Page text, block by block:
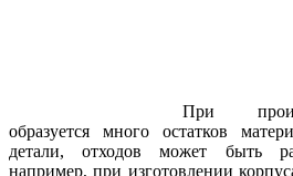
При
образуется много остатков
детали, отходов может быть
например, при изготовлении